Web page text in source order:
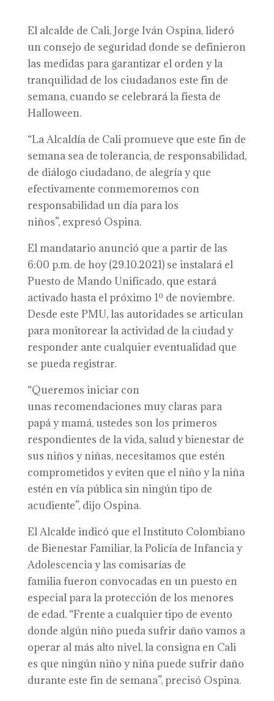
El alcalde de Cali, Jorge Iván Ospina, lideró
un consejo de seguridad donde se definieron
las medidas para garantizar el orden y la
tranquilidad de los ciudadanos este fin de
semana, cuando se celebrará la fiesta de
Halloween.
“La Alcaldía de Cali promueve que este fin de
semana sea de tolerancia, de responsabilidad,
de diálogo ciudadano, de alegría y que
efectivamente conmemoremos con
responsabilidad un día para los
niños”, expresó Ospina.
El mandatario anunció que a partir de las
6:00 p.m. de hoy (29.10.2021) se instalará el
Puesto de Mando Unificado, que estará
activado hasta el próximo 1º de noviembre.
Desde este PMU, las autoridades se articulan
para monitorear la actividad de la ciudad y
responder ante cualquier eventualidad que
se pueda registrar.
“Queremos iniciar con
unas recomendaciones muy claras para
papá y mamá, ustedes son los primeros
respondientes de la vida, salud y bienestar de
sus niños y niñas, necesitamos que estén
comprometidos y eviten que el niño y la niña
estén en vía pública sin ningún tipo de
acudiente”, dijo Ospina.
El Alcalde indicó que el Instituto Colombiano
de Bienestar Familiar, la Policía de Infancia y
Adolescencia y las comisarías de
familia fueron convocadas en un puesto en
especial para la protección de los menores
de edad. “Frente a cualquier tipo de evento
donde algún niño pueda sufrir daño vamos a
operar al más alto nivel, la consigna en Cali
es que ningún niño y niña puede sufrir daño
durante este fin de semana”, precisó Ospina.